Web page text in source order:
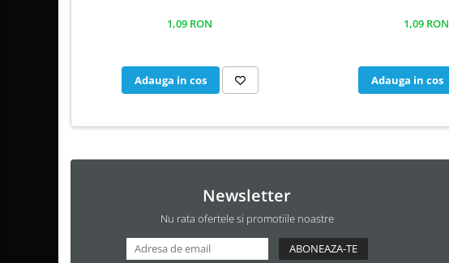
1,09 RON
Adauga in cos
1,09 RON
Adauga in cos
Newsletter
Nu rata ofertele si promotiile noastre